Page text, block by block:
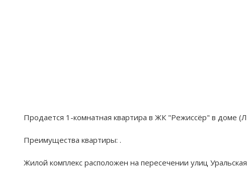
Продается 1-комнатная квартира в ЖК "Режиссёр" в доме
Преимущества квартиры: .
Жилой комплекс расположен на пересечении улиц